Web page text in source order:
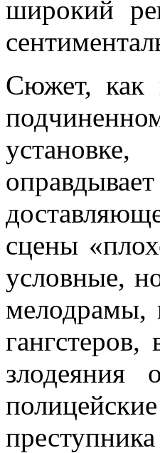
широкий
Сюжет, как
сцены
условные,
мелодрамы,
злодеяния